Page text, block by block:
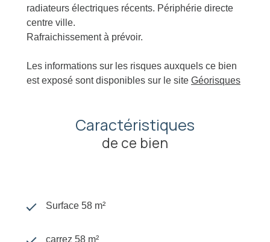
radiateurs électriques récents. Périphérie directe
centre ville.
Rafraichissement à prévoir.
Les informations sur les risques auxquels ce bien
est exposé sont disponibles sur le site Géorisques
Caractéristiques
de ce bien
Surface 58 m²
carrez 58 m²